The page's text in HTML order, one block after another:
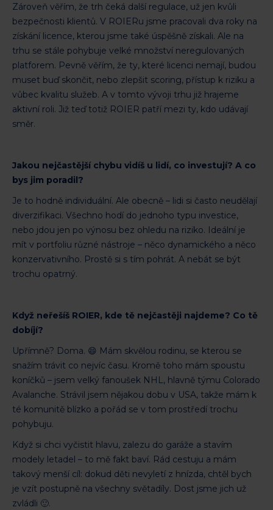
Zároveň věřím, že trh čeká další regulace, už jen kvůli
bezpečnosti klientů. V ROIERu jsme pracovali dva roky na
získání licence, kterou jsme také úspěšně získali. Ale na
trhu se stále pohybuje velké množství neregulovaných
platforem. Pevně věřím, že ty, které licenci nemají, budou
muset buď skončit, nebo zlepšit scoring, přístup k riziku a
vůbec kvalitu služeb. A v tomto vývoji trhu již hrajeme
aktivní roli. Již teď totiž ROIER patří mezi ty, kdo udávají
směr.
Jakou nejčastější chybu vidíš u lidí, co investují? A co
bys jim poradil?
Je to hodně individuální. Ale obecně – lidi si často neudělají
diverzifikaci. Všechno hodí do jednoho typu investice,
nebo jdou jen po výnosu bez ohledu na riziko. Ideální je
mít v portfoliu různé nástroje – něco dynamického a něco
konzervativního. Prostě si s tím pohrát. A nebát se být
trochu opatrný.
Když neřešíš ROIER, kde tě nejčastěji najdeme? Co tě
dobíjí?
Upřímně? Doma. 😄 Mám skvělou rodinu, se kterou se
snažím trávit co nejvíc času. Kromě toho mám spoustu
koníčků – jsem velký fanoušek NHL, hlavně týmu Colorado
Avalanche. Strávil jsem nějakou dobu v USA, takže mám k
té komunitě blízko a pořád se v tom prostředí trochu
pohybuju.
Když si chci vyčistit hlavu, zalezu do garáže a stavím
modely letadel – to mě fakt baví. Rád cestuju a mám
takový menší cíl: dokud děti nevyletí z hnízda, chtěl bych
je vzít postupně na všechny světadíly. Dost jsme jich už
zvládli 🙂.